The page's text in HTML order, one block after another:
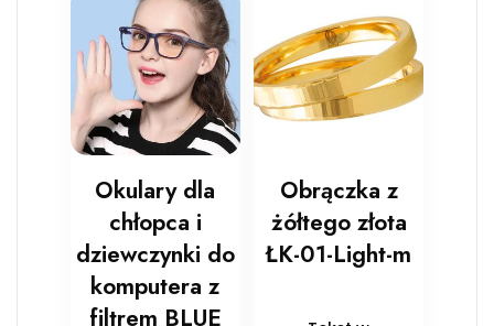
Okulary dla
chłopca i
dziewczynki do
komputera z
filtrem BLUE
Obrączka z
żółtego złota
ŁK-01-Light-m